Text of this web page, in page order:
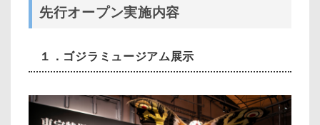
先行オープン実施内容
１．ゴジラミュージアム展示